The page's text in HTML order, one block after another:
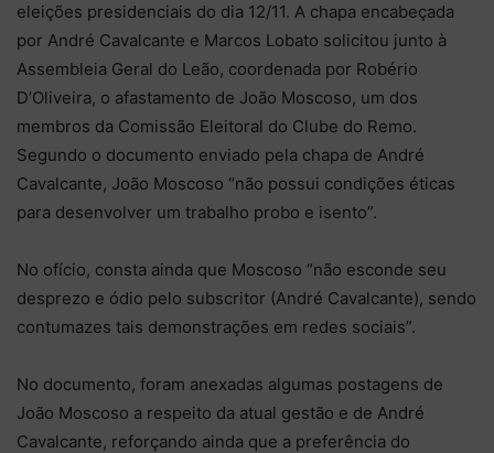
eleições presidenciais do dia 12/11. A chapa encabeçada
por André Cavalcante e Marcos Lobato solicitou junto à
Assembleia Geral do Leão, coordenada por Robério
D’Oliveira, o afastamento de João Moscoso, um dos
membros da Comissão Eleitoral do Clube do Remo.
Segundo o documento enviado pela chapa de André
Cavalcante, João Moscoso “não possui condições éticas
para desenvolver um trabalho probo e isento”.
No ofício, consta ainda que Moscoso “não esconde seu
desprezo e ódio pelo subscritor (André Cavalcante), sendo
contumazes tais demonstrações em redes sociais”.
No documento, foram anexadas algumas postagens de
João Moscoso a respeito da atual gestão e de André
Cavalcante, reforçando ainda que a preferência do